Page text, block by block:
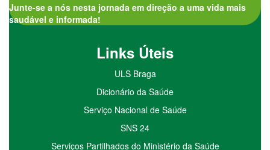
Junte-se a nós nesta jornada em direção a uma vida mais
saudável e informada!
Links Úteis
ULS Braga
Dicionário da Saúde
Serviço Nacional de Saúde
SNS 24
Serviços Partilhados do Ministério da Saúde